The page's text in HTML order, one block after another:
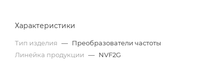
Характеристики
Тип изделия — Преобразователи частоты
Линейка продукции — NVF2G